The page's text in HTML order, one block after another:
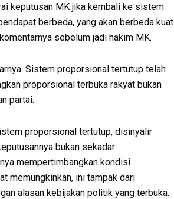
keputusan MK jika kembali ke sistem
berbeda, yang akan berbeda kuat
sebelum jadi hakim MK.
Sistem proporsional tertutup telah
proporsional terbuka rakyat bukan
partai.
proporsional tertutup, disinyalir
bukan sekadar
mempertimbangkan kondisi
memungkinkan, ini tampak dari
alasan kebijakan politik yang terbuka.